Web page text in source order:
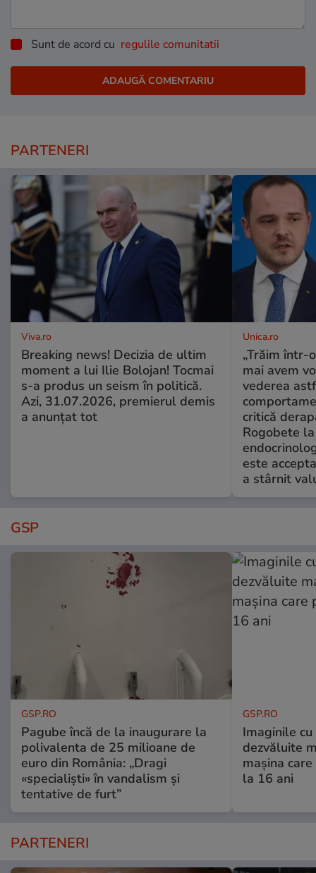
Sunt de acord cu regulile comunitatii
PARTENERI
Viva.ro
Breaking news! Decizia de ultim
moment a lui Ilie Bolojan! Tocmai
s-a produs un seism în politică.
Azi, 31.07.2026, premierul demis
a anunțat tot
Unica.ro
„Trăim într-
mai avem
vederea
critică
Rogobete
este
a stârnit
GSP
GSP.RO
Pagube încă de la inaugurare la
polivalenta de 25 milioane de
euro din România: „Dragi
«specialiști» în vandalism și
tentative de furt”
GSP.RO
Imaginile
dezvăluite
mașina
la 16 ani
PARTENERI